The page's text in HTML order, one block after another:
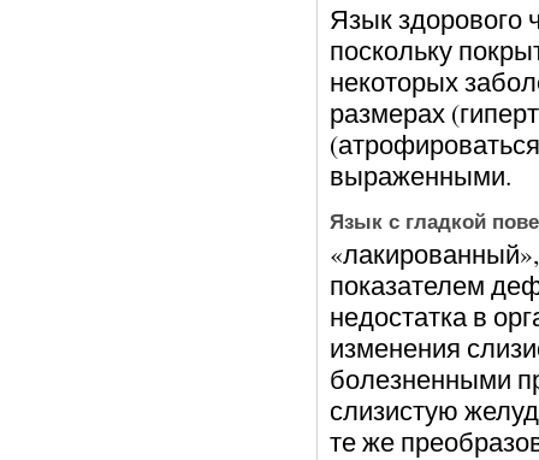
Язык здорового
поскольку
некоторых
размерах
выраженными.
Язык с гладкой
показателем
недостатка в
изменения
болезненными
слизистую
те же